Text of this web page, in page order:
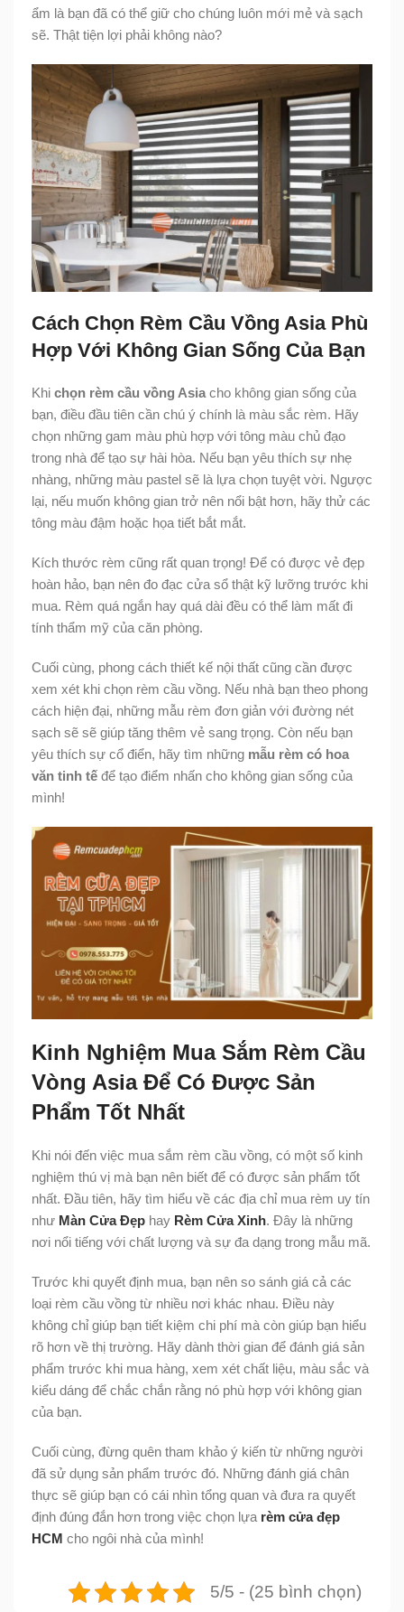
ẩm là bạn đã có thể giữ cho chúng luôn mới mẻ và sạch
sẽ. Thật tiện lợi phải không nào?
Cách Chọn Rèm Cầu Vồng Asia Phù
Hợp Với Không Gian Sống Của Bạn
Khi chọn rèm cầu vồng Asia cho không gian sống của
bạn, điều đầu tiên cần chú ý chính là màu sắc rèm. Hãy
chọn những gam màu phù hợp với tông màu chủ đạo
trong nhà để tạo sự hài hòa. Nếu bạn yêu thích sự nhẹ
nhàng, những màu pastel sẽ là lựa chọn tuyệt vời. Ngược
lại, nếu muốn không gian trở nên nổi bật hơn, hãy thử các
tông màu đậm hoặc họa tiết bắt mắt.
Kích thước rèm cũng rất quan trọng! Để có được vẻ đẹp
hoàn hảo, bạn nên đo đạc cửa sổ thật kỹ lưỡng trước khi
mua. Rèm quá ngắn hay quá dài đều có thể làm mất đi
tính thẩm mỹ của căn phòng.
Cuối cùng, phong cách thiết kế nội thất cũng cần được
xem xét khi chọn rèm cầu vồng. Nếu nhà bạn theo phong
cách hiện đại, những mẫu rèm đơn giản với đường nét
sạch sẽ sẽ giúp tăng thêm vẻ sang trọng. Còn nếu bạn
yêu thích sự cổ điển, hãy tìm những mẫu rèm có hoa
văn tinh tế để tạo điểm nhấn cho không gian sống của
mình!
Kinh Nghiệm Mua Sắm Rèm Cầu
Vòng Asia Để Có Được Sản
Phẩm Tốt Nhất
Khi nói đến việc mua sắm rèm cầu vồng, có một số kinh
nghiệm thú vị mà bạn nên biết để có được sản phẩm tốt
nhất. Đầu tiên, hãy tìm hiểu về các địa chỉ mua rèm uy tín
như Màn Cửa Đẹp hay Rèm Cửa Xinh. Đây là những
nơi nổi tiếng với chất lượng và sự đa dạng trong mẫu mã.
Trước khi quyết định mua, bạn nên so sánh giá cả các
loại rèm cầu vồng từ nhiều nơi khác nhau. Điều này
không chỉ giúp bạn tiết kiệm chi phí mà còn giúp bạn hiểu
rõ hơn về thị trường. Hãy dành thời gian để đánh giá sản
phẩm trước khi mua hàng, xem xét chất liệu, màu sắc và
kiểu dáng để chắc chắn rằng nó phù hợp với không gian
của bạn.
Cuối cùng, đừng quên tham khảo ý kiến từ những người
đã sử dụng sản phẩm trước đó. Những đánh giá chân
thực sẽ giúp bạn có cái nhìn tổng quan và đưa ra quyết
định đúng đắn hơn trong việc chọn lựa rèm cửa đẹp
HCM cho ngôi nhà của mình!
5/5 - (25 bình chọn)